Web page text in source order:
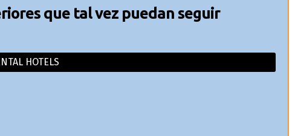
que tal vez puedan seguir
HOTELS